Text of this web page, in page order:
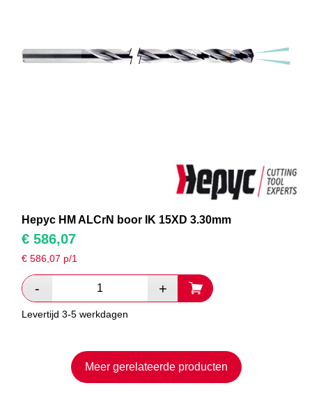
Hepyc HM ALCrN boor IK 15XD 3.30mm
€ 586,07
€586,07 p/1
Levertijd 3-5 werkdagen
Meer gerelateerde producten